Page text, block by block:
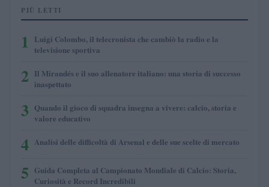
PIÙ LETTI
1
Luigi Colombo, il telecronista che cambiò la radio e la
televisione sportiva
2 Il Mirandés e il suo allenatore italiano: una storia di successo
inaspettato
3 Quando il gioco di squadra insegna a vivere: calcio, storia e
valore educativo
4 Analisi delle difficoltà di Arsenal e delle sue scelte di mercato
5 Guida Completa al Campionato Mondiale di Calcio: Storia,
Curiosità e Record Incredibili